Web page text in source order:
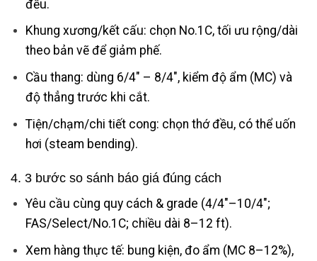
đều.
Khung xương/kết cấu: chọn No.1C, tối ưu rộng/dài
theo bản vẽ để giảm phế.
Cầu thang: dùng 6/4″ – 8/4″, kiểm độ ẩm (MC) và
độ thẳng trước khi cắt.
Tiện/chạm/chi tiết cong: chọn thớ đều, có thể uốn
hơi (steam bending).
4. 3 bước so sánh báo giá đúng cách
Yêu cầu cùng quy cách & grade (4/4″–10/4″;
FAS/Select/No.1C; chiều dài 8–12 ft).
Xem hàng thực tế: bung kiện, đo ẩm (MC 8–12%),